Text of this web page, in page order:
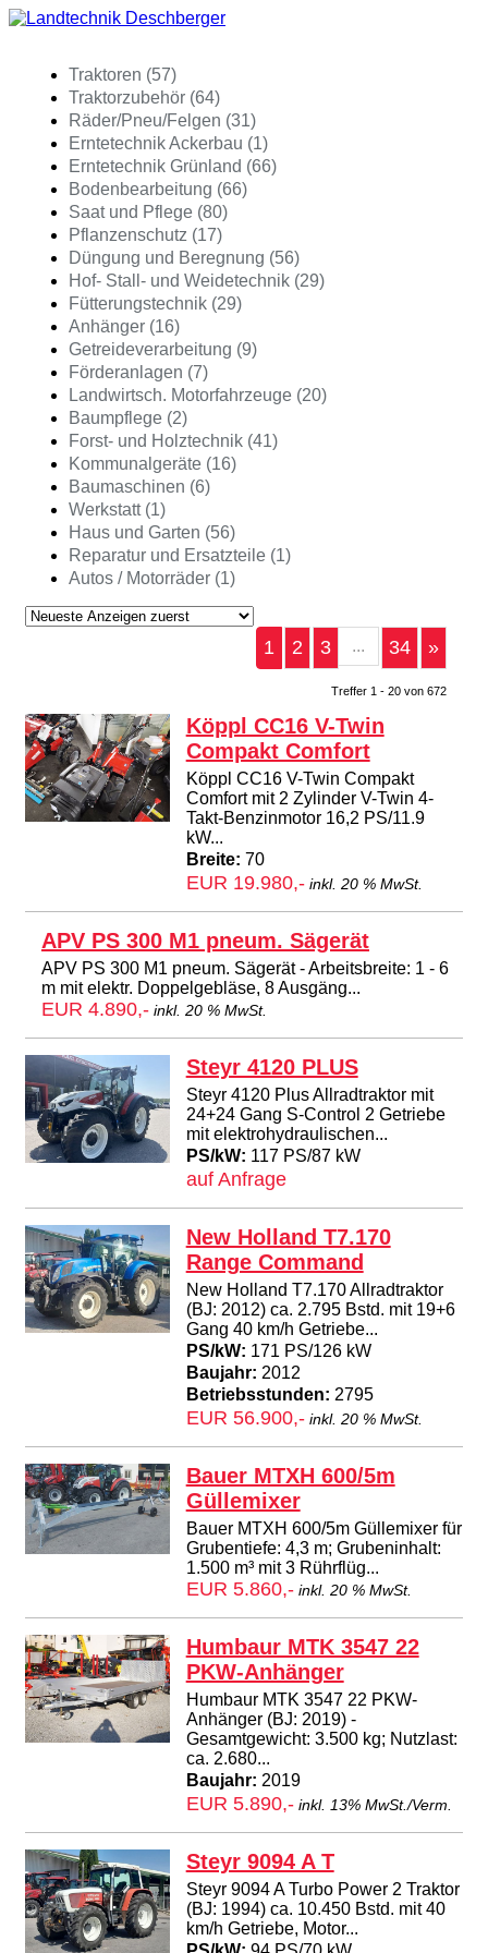
Traktoren (57)
Traktorzubehör (64)
Räder/Pneu/Felgen (31)
Erntetechnik Ackerbau (1)
Erntetechnik Grünland (66)
Bodenbearbeitung (66)
Saat und Pflege (80)
Pflanzenschutz (17)
Düngung und Beregnung (56)
Hof- Stall- und Weidetechnik (29)
Fütterungstechnik (29)
Anhänger (16)
Getreideverarbeitung (9)
Förderanlagen (7)
Landwirtsch. Motorfahrzeuge (20)
Baumpflege (2)
Forst- und Holztechnik (41)
Kommunalgeräte (16)
Baumaschinen (6)
Werkstatt (1)
Haus und Garten (56)
Reparatur und Ersatzteile (1)
Autos / Motorräder (1)
1 2 3 ... 34 »
Treffer 1 - 20 von 672
Köppl CC16 V-Twin
Compakt Comfort
Köppl CC16 V-Twin Compakt
Comfort mit 2 Zylinder V-Twin 4-
Takt-Benzinmotor 16,2 PS/11.9
kW...
Breite: 70
EUR 19.980,- inkl. 20 % MwSt.
APV PS 300 M1 pneum. Sägerät
APV PS 300 M1 pneum. Sägerät - Arbeitsbreite: 1 - 6
m mit elektr. Doppelgebläse, 8 Ausgäng...
EUR 4.890,- inkl. 20 % MwSt.
Steyr 4120 PLUS
Steyr 4120 Plus Allradtraktor mit
24+24 Gang S-Control 2 Getriebe
mit elektrohydraulischen...
PS/kW: 117 PS/87 kW
auf Anfrage
New Holland T7.170
Range Command
New Holland T7.170 Allradtraktor
(BJ: 2012) ca. 2.795 Bstd. mit 19+6
Gang 40 km/h Getriebe...
PS/kW: 171 PS/126 kW
Baujahr: 2012
Betriebsstunden: 2795
EUR 56.900,- inkl. 20 % MwSt.
Bauer MTXH 600/5m
Güllemixer
Bauer MTXH 600/5m Güllemixer für
Grubentiefe: 4,3 m; Grubeninhalt:
1.500 m³ mit 3 Rührflüg...
EUR 5.860,- inkl. 20 % MwSt.
Humbaur MTK 3547 22
PKW-Anhänger
Humbaur MTK 3547 22 PKW-
Anhänger (BJ: 2019) -
Gesamtgewicht: 3.500 kg; Nutzlast:
ca. 2.680...
Baujahr: 2019
EUR 5.890,- inkl. 13% MwSt./Verm.
Steyr 9094 A T
Steyr 9094 A Turbo Power 2 Traktor
(BJ: 1994) ca. 10.450 Bstd. mit 40
km/h Getriebe, Motor...